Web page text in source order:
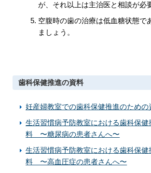
が、それ以上は主治医と相談が必
空腹時の歯の治療は低血糖状態で
ましょう。
歯科保健推進の資料
妊産婦教室での歯科保健推進のための
生活習慣病予防教室における歯科保健
料 〜糖尿病の患者さんへ〜
生活習慣病予防教室における歯科保健
料 〜高血圧症の患者さんへ〜